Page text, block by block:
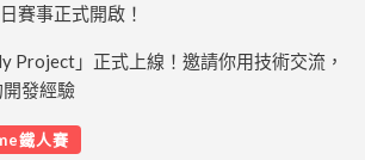
賽事正式開啟！
Project」正式上線！邀請你用技術交流，
發經驗
鐵人賽